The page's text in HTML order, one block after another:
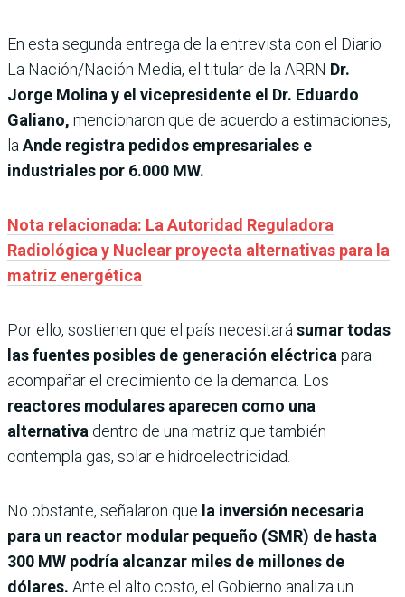
En esta segunda entrega de la entrevista con el Diario
La Nación/Nación Media, el titular de la ARRN Dr.
Jorge Molina y el vicepresidente el Dr. Eduardo
Galiano, mencionaron que de acuerdo a estimaciones,
la Ande registra pedidos empresariales e
industriales por 6.000 MW.
Nota relacionada: La Autoridad Reguladora
Radiológica y Nuclear proyecta alternativas para la
matriz energética
Por ello, sostienen que el país necesitará sumar todas
las fuentes posibles de generación eléctrica para
acompañar el crecimiento de la demanda. Los
reactores modulares aparecen como una
alternativa dentro de una matriz que también
contempla gas, solar e hidroelectricidad.
No obstante, señalaron que la inversión necesaria
para un reactor modular pequeño (SMR) de hasta
300 MW podría alcanzar miles de millones de
dólares. Ante el alto costo, el Gobierno analiza un